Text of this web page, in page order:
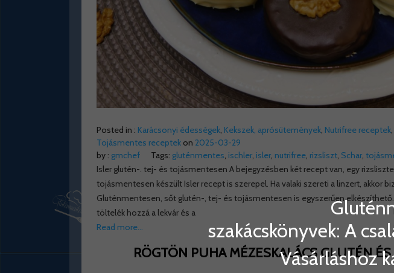
Posted in : Karácsonyi édességek, Kekszek, aprósütemények, Nutrifree receptek,
Tojásmentes receptek on 2025-03-29
by : gmchef Tags: gluténmentes, ischler, isler, nutrifree, rizsliszt, Schar,
Isler glutén-. tej- és tojásmentesen A bejegyzésben két recept van, egy
tojásmentesen készült Isler recept is szerepel. Ha valaki szereti a linzert, akkor
Gluténmentesen, sőt glutén-, tej- és tojásmentesen is egyszerűen elkészíthető.
töltelék hozzá a lekvár és a
Read more…
RÖGTÖN PUHA MÉZESKALÁCS GLUTÉN
szakácskönyvek: A
Vásárláshoz